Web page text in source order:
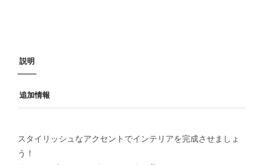
説明
追加情報
スタイリッシュなアクセントでインテリアを完成させましょ
う！